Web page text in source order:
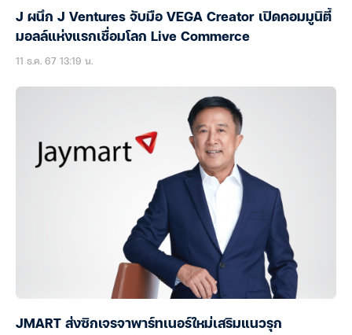
J ผนึก J Ventures จับมือ VEGA Creator เปิดคอมมูนิตี้
มอลล์แห่งแรกเชื่อมโลก Live Commerce
11 ธ.ค. 67 13:19 น.
JMART ส่งซิกเจรจาพาร์ทเนอร์ใหม่เสริมแนวรุก